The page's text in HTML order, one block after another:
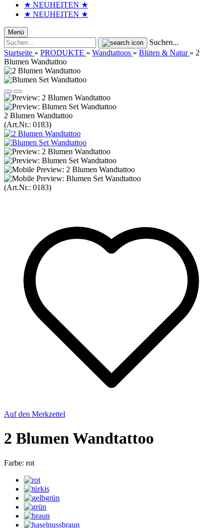
★ NEUHEITEN ★
★ NEUHEITEN ★
Menü
Suchen...
Startseite » PRODUKTE » Wandtattoos » Blüten & Natur » 2
Blumen Wandtattoo
2 Blumen Wandtattoo
(Art.Nr.: 0183)
(Art.Nr.: 0183)
Auf den Merkzettel
2 Blumen Wandtattoo
Farbe: rot